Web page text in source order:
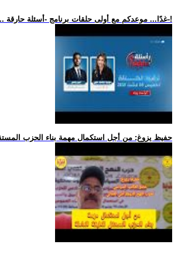
.. غدًا... موعدكم مع أولى حلقات برنامج -أسئلة حارقة-!
.. حفيظ يزوغ: من أجل استكمال مهمة بناء الحزب